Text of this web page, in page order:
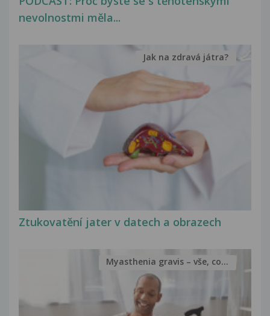
nevolnostmi měla...
Ztukovatění jater v datech a obrazech
Jak na zdravá játra?
Myasthenia gravis – vše, co...